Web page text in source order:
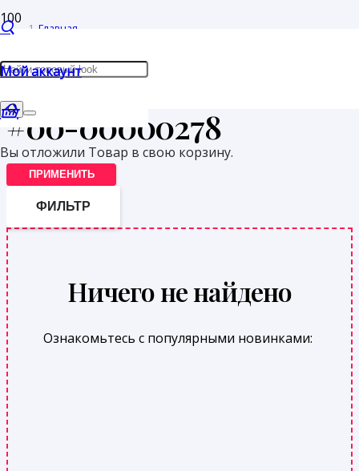
Мой аккаунт
Вы отложили Товар в свою корзину.
Главная
Товары с меткой “#00-00000278”
#00-00000278
ПРИМЕНИТЬ
ФИЛЬТР
Ничего не найдено
Ознакомьтесь с популярными новинками: